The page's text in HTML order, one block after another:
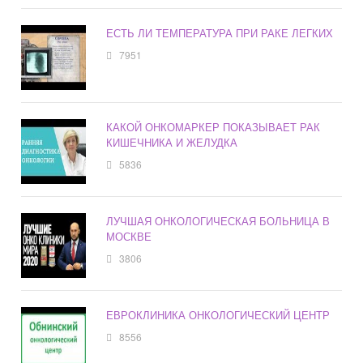
ЕСТЬ ЛИ ТЕМПЕРАТУРА ПРИ РАКЕ ЛЕГКИХ
7951
КАКОЙ ОНКОМАРКЕР ПОКАЗЫВАЕТ РАК
КИШЕЧНИКА И ЖЕЛУДКА
5836
ЛУЧШАЯ ОНКОЛОГИЧЕСКАЯ БОЛЬНИЦА В
МОСКВЕ
3806
ЕВРОКЛИНИКА ОНКОЛОГИЧЕСКИЙ ЦЕНТР
8556